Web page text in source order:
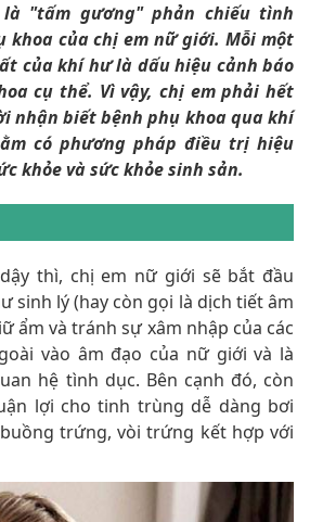
"tấm gương" phản chiếu tình
khoa của chị em nữ giới. Mỗi một
của khí hư là dấu hiệu cảnh báo
cụ thể. Vì vậy, chị em phải hết
nhận biết bệnh phụ khoa qua khí
có phương pháp điều trị hiệu
khỏe và sức khỏe sinh sản.
thì, chị em nữ giới sẽ bắt đầu
sinh lý (hay còn gọi là dịch tiết âm
ẩm và tránh sự xâm nhập của các
vào âm đạo của nữ giới và là
hệ tình dục. Bên cạnh đó, còn
lợi cho tinh trùng dễ dàng bơi
trứng, vòi trứng kết hợp với